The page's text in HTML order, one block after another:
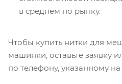
в среднем по рынку.
Чтобы купить нитки для
машинки, оставьте заявку
по телефону, указанному на